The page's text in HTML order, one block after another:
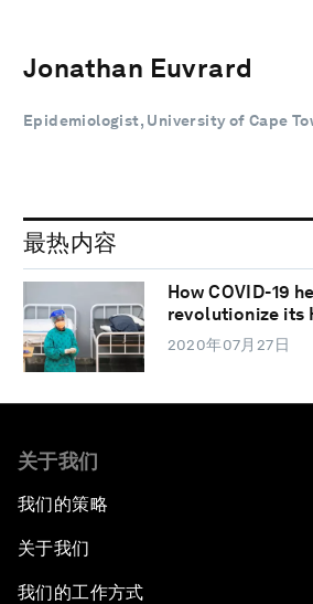
Jonathan Euvrard
Epidemiologist, University of Cape
最热内容
How COVID-19
revolutionize its
2020年07月27日
关于我们
我们的策略
关于我们
我们的工作方式